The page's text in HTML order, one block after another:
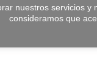
nuestros servicios
consideramos que